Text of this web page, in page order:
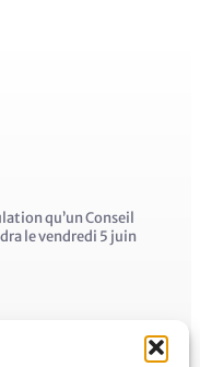
qu’un Conseil
le vendredi 5 juin
Panne des réseaux